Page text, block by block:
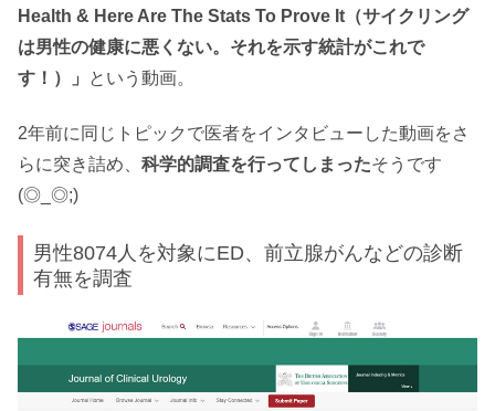
Health & Here Are The Stats To Prove It（サイクリング
は男性の健康に悪くない。それを示す統計がこれで
す！）」
という動画。
2年前に同じトピックで医者をインタビューした動画をさ
らに突き詰め、 科学的調査を行ってしまったそうです
(◎_◎;)
男性8074人を対象にED、前立腺がんなどの診断
有無を調査